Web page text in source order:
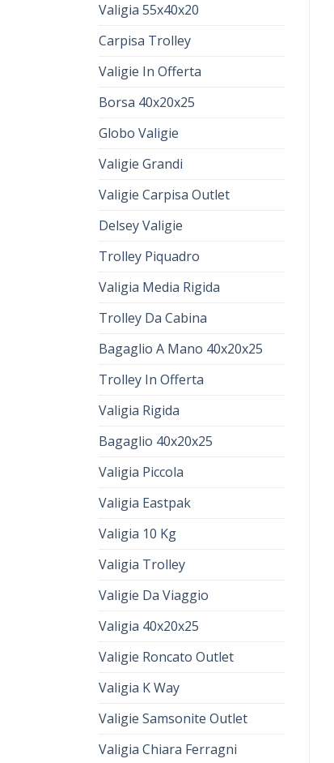
Valigia 55x40x20
Carpisa Trolley
Valigie In Offerta
Borsa 40x20x25
Globo Valigie
Valigie Grandi
Valigie Carpisa Outlet
Delsey Valigie
Trolley Piquadro
Valigia Media Rigida
Trolley Da Cabina
Bagaglio A Mano 40x20x25
Trolley In Offerta
Valigia Rigida
Bagaglio 40x20x25
Valigia Piccola
Valigia Eastpak
Valigia 10 Kg
Valigia Trolley
Valigie Da Viaggio
Valigia 40x20x25
Valigie Roncato Outlet
Valigia K Way
Valigie Samsonite Outlet
Valigia Chiara Ferragni
carpisa trolley piccolo
51.00
€77.00